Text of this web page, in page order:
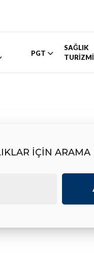
PGT
SAĞLIK
TURİZMİ
İÇİN ARAMA